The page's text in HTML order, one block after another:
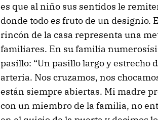
es que al niño sus sentidos le
donde todo es fruto de un designio.
rincón de la casa representa una
familiares. En su familia
pasillo: “Un pasillo largo y estrecho
arteria. Nos cruzamos, nos
están siempre abiertas. Mi madre
con un miembro de la familia, no